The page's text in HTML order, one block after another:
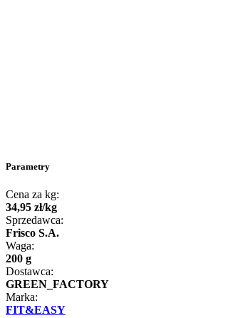
Parametry
Cena za kg:
34,95 zł/kg
Sprzedawca:
Frisco S.A.
Waga:
200 g
Dostawca:
GREEN_FACTORY
Marka:
FIT&EASY